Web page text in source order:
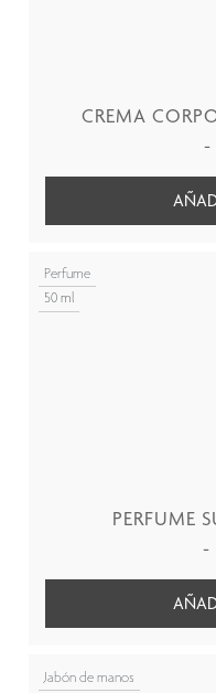
CREMA
-
Perfume
50 ml
PERFUME
-
Jabón de manos